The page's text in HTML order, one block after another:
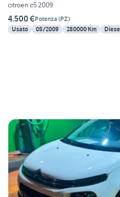
citroen c5 2009
4.500 €Potenza (PZ)
Usato
05/2009 280000 Km